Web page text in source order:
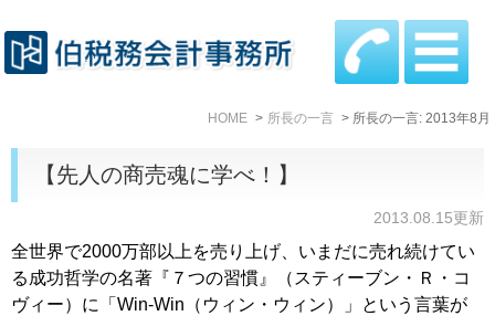
HOME 所長の一言 所長の一言: 2013年8月
【先人の商売魂に学べ！】
2013.08.15更新
全世界で2000万部以上を売り上げ、いまだに売れ続けてい
る成功哲学の名著『７つの習慣』（スティーブン・Ｒ・コ
ヴィー）に「Win-Win（ウィン・ウィン）」という言葉が